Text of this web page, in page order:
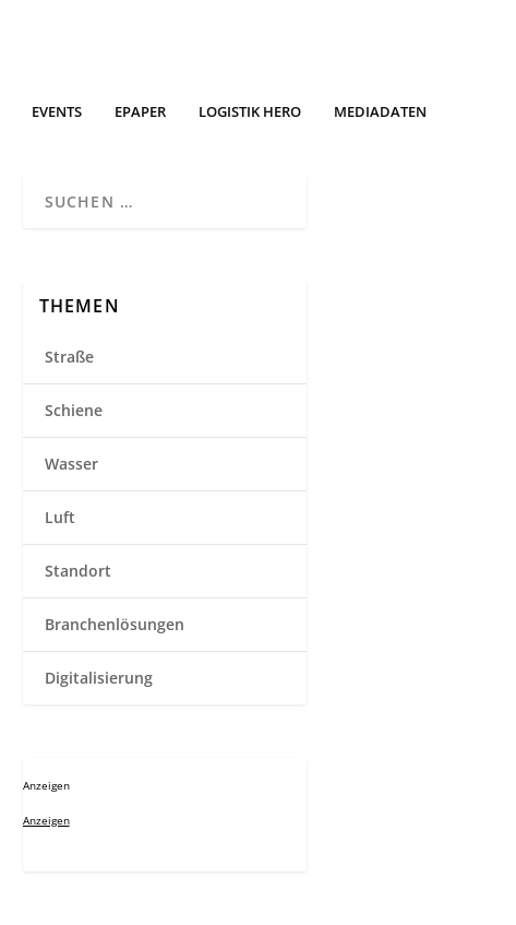
EVENTS EPAPER LOGISTIK HERO MEDIADATEN
THEMEN
Straße
Schiene
Wasser
Luft
Standort
Branchenlösungen
Digitalisierung
Anzeigen
Anzeigen